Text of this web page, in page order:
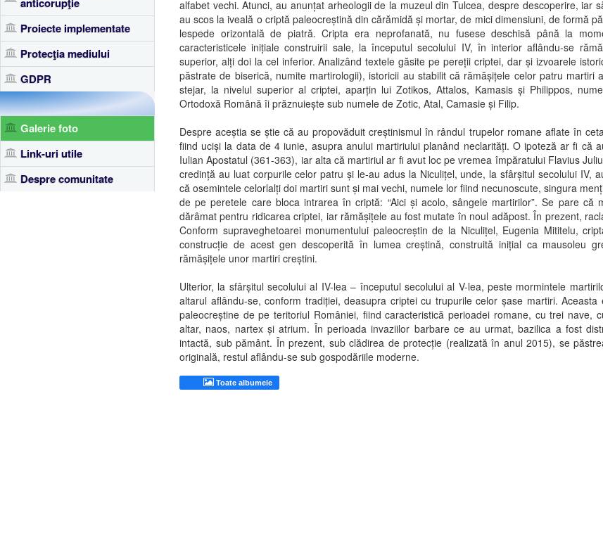
Proiecte implementate
Protecţia mediului
GDPR
Galerie foto
Link-uri utile
Despre comunitate
alfabet vechi. Atunci, au anunțat arheologii de la muzeul din Tulcea, despre descoperire, iar
au scos la iveală o criptă paleocreștină din cărămidă și mortar, de mici dimensiuni, de formă
lespede orizontală de piatră. Cripta era neprofanată, nu fusese deschisă până la
caracteristicele inițiale construirii sale, la începutul secolului IV, în interior aflându-se
superior, alți doi la cel inferior. Analizând textele găsite pe pereții criptei, dar și izvoarele
păstrate de biserică, numite martirologii), istoricii au stabilit că rămășițele celor patru martiri
stejar, la nivelul superior al criptei, aparțin lui Zotikos, Attalos, Kamasis și Philippos,
Ortodoxă Română îi prăznuiește sub numele de Zotic, Atal, Camasie și Filip.
Despre aceștia se știe că au propovăduit creștinismul în rândul trupelor romane aflate în
fiind uciși la data de 4 iunie, asupra anului martiriului planând neclarități. O ipoteză ar fi că
Iulian Apostatul (361-363), iar alta că martiriul ar fi avut loc pe vremea împăratului Flavius
credință au luat corpurile celor patru și le-au adus la Niculițel, unde, la sfârșitul secolului IV,
că osemintele celorlalți doi martiri sunt și mai vechi, numele lor fiind necunoscute, singura
de pe peretele care bloca intrarea în criptă: “Aici și acolo, sângele martirilor”. Se pare că
dărâmat pentru ridicarea criptei, iar rămășițele au fost mutate în noul adăpost. În prezent,
Conform supraveghetoarei monumentului paleocreștin de la Niculițel, Eugenia Mititelu,
construcție de acest gen descoperită în lumea creștină, construită inițial ca mausoleu
rămășițele unor martiri creștini.
Ulterior, la sfârșitul secolului al IV-lea – începutul secolului al V-lea, peste mormintele
altarul aflându-se, conform tradiției, deasupra criptei cu trupurile celor șase martiri.
paleocreștine de pe teritoriul României, fiind caracteristică perioadei romane, cu trei nave,
altar, naos, nartex și atrium. În perioada invaziilor barbare ce au urmat, bazilica a fost
intactă, sub pământ. În prezent, sub clădirea de protecție (realizată în anul 2015), se
originală, restul aflându-se sub gospodăriile moderne.
Toate albumele